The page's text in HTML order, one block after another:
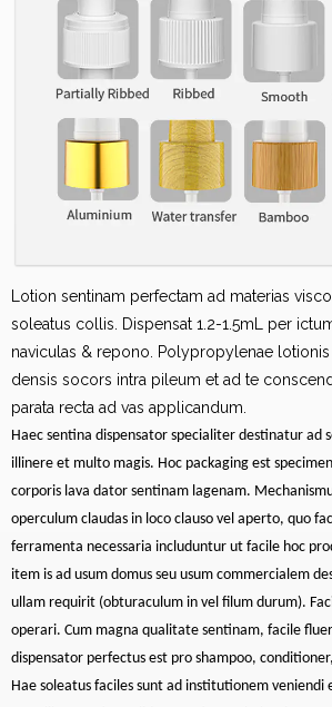
Lotion sentinam perfectam ad materias
soleatus collis. Dispensat 1.2-1.5mL per
naviculas & repono. Polypropylenae
densis socors intra pileum et ad te
parata recta ad vas applicandum.
Haec sentina dispensator specialiter destinatur ad
illinere et multo magis. Hoc packaging est
corporis lava dator sentinam lagenam.
operculum claudas in loco clauso vel aperto, quo
ferramenta necessaria includuntur ut facile hoc
item is ad usum domus seu usum commercialem
ullam requirit (obturaculum in vel filum durum).
operari. Cum magna qualitate sentinam, facile
dispensator perfectus est pro shampoo,
Hae soleatus faciles sunt ad institutionem veniendi